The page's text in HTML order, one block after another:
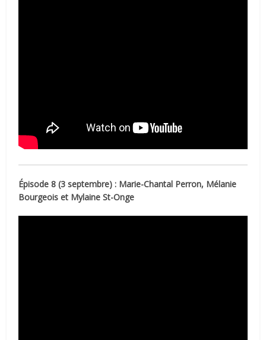
Épisode 8 (3 septembre) : Marie-Chantal Perron, Mélanie
Bourgeois et Mylaine St-Onge